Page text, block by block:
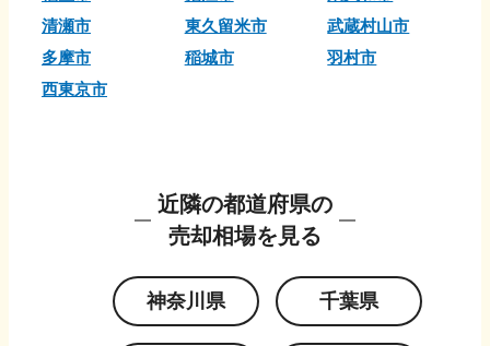
清瀬市
東久留米市
武蔵村山市
多摩市
稲城市
羽村市
西東京市
近隣の都道府県の
売却相場を見る
神奈川県 千葉県